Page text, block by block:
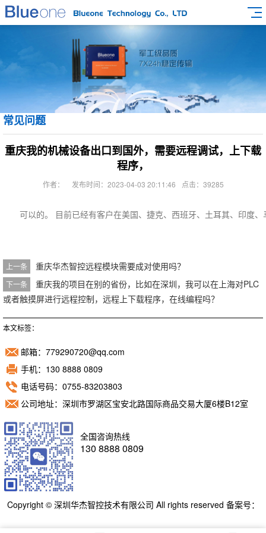
常见问题
重庆我的机械设备出口到国外，需要远程调试，上下载
程序，
作者： 发布时间：2023-04-03 20:11:46 点击：39285
可以的。 目前已经有客户在美国、捷克、西班牙、土耳其、印度
上一条 重庆华杰智控远程模块需要成对使用吗？
下一条
重庆我的项目在别的省份，比如在深圳，我可以在上海对PLC
或者触摸屏进行远程控制，远程上下载程序，在线编程吗？
本文标签：
邮箱：779290720@qq.com
手机：130 8888 0809
电话号码：0755-83203803
公司地址：深圳市罗湖区宝安北路国际商品交易大厦6楼B12室
全国咨询热线
130 8888 0809
Copyright © 深圳华杰智控技术有限公司 All rights reserved 备案号：